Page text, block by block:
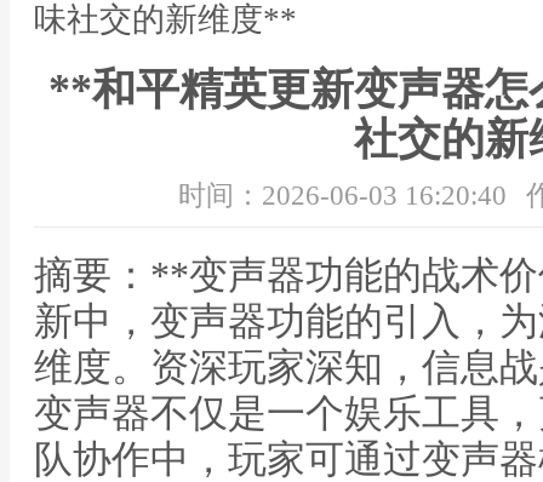
味社交的新维度**
**和平精英更新变声器
社交的
时间：2026-06-03 16:20:40
摘要：**变声器功能的战术
新中，变声器功能的引入，
维度。资深玩家深知，信息
变声器不仅是一个娱乐工具
队协作中，玩家可通过变声